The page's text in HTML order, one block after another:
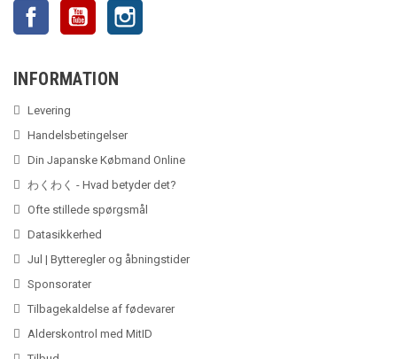
Facebook YouTube
INFORMATION
Levering
Handelsbetingelser
Din Japanske Købmand Online
わくわく - Hvad betyder det?
Ofte stillede spørgsmål
Datasikkerhed
Jul | Bytteregler og åbningstider
Sponsorater
Tilbagekaldelse af fødevarer
Alderskontrol med MitID